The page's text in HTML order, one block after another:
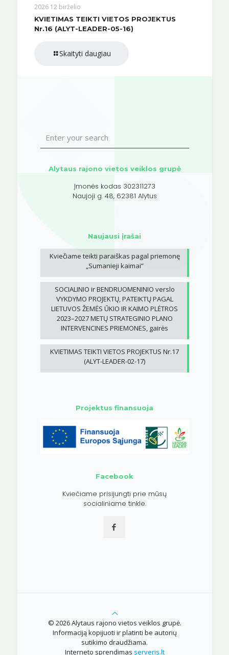
2026 12 birželio
KVIETIMAS TEIKTI VIETOS PROJEKTUS
Nr.16 (ALYT-LEADER-05-16)
Skaityti daugiau
Alytaus rajono vietos veiklos grupė
Įmonės kodas 302311273
Naujoji g. 48, 62381 Alytus
Naujausi įrašai
Kviečiame teikti paraiškas pagal priemonę
„Sumanieji kaimai”
SOCIALINIO ir BENDRUOMENINIO verslo
VYKDYMO PROJEKTŲ, PATEIKTŲ PAGAL
LIETUVOS ŽEMĖS ŪKIO IR KAIMO PLĖTROS
2023–2027 METŲ STRATEGINIO PLANO
INTERVENCINES PRIEMONES, gairės
KVIETIMAS TEIKTI VIETOS PROJEKTUS Nr.17
(ALYT-LEADER-02-17)
Projektus finansuoja
Facebook
Kviečiame prisijungti prie mūsų
socialiniame tinkle.
© 2026 Alytaus rajono vietos veiklos grupė.
Informaciją kopijuoti ir platinti be autorių
sutikimo draudžiama.
Interneto sprendimas serveris.lt